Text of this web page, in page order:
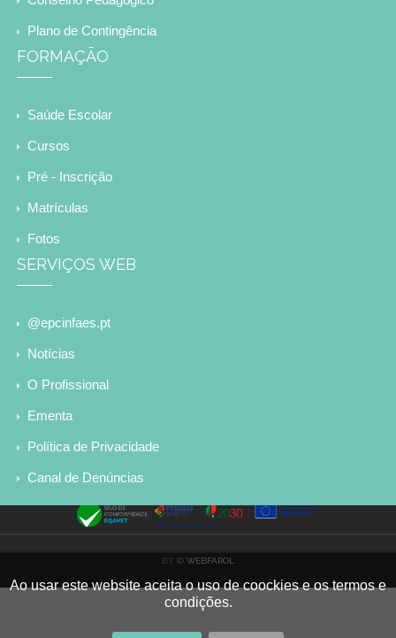
Plano de Contingência
FORMAÇÃO
Saúde Escolar
Cursos
Pré - Inscrição
Matrículas
Fotos
SERVIÇOS WEB
@epcinfaes.pt
Notícias
O Profissional
Ementa
Política de Privacidade
Canal de Denúncias
BY © WEBFAROL
Ao usar este website aceita o uso de coockies e os termos e
condições.